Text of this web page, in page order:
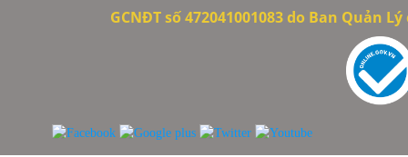
GCNĐT số 472041001083 do Ban Quản